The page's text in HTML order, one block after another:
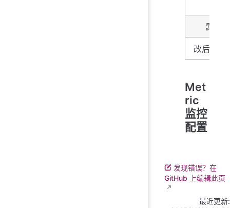
默认值
改后生效
Met
ric
监控
配置
发现错误？在
GitHub 上编辑此页
最近更新: